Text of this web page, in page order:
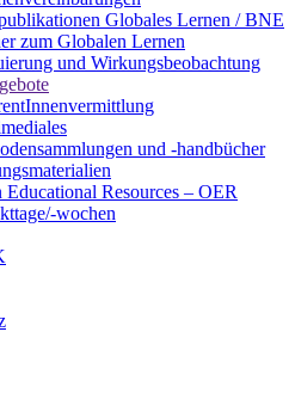
Globales Lernen / BNE
zum Globalen Lernen
und Wirkungsbeobachtung
und -handbücher
Educational Resources – OER
wochen